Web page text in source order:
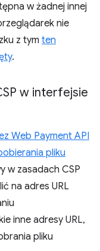
w żadnej innej
nie
z tym ten
.
w interfejsie
Web Payment API
pliku
w zasadach CSP
na adres URL
inne adresy URL,
pliku